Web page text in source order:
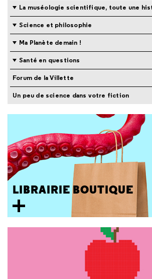
La muséologie scientifique, toute une
Science et philosophie
Ma Planète demain !
Santé en questions
Forum de la Villette
Un peu de science dans votre fiction
LIBRAIRIE BOUTIQUE